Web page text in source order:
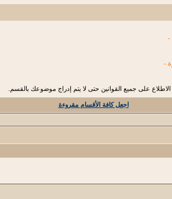
-
-
على جميع القوانين حتى لا يتم إدراج موضوعك بالقسم.
اجعل كافة الأقسام مقروءة